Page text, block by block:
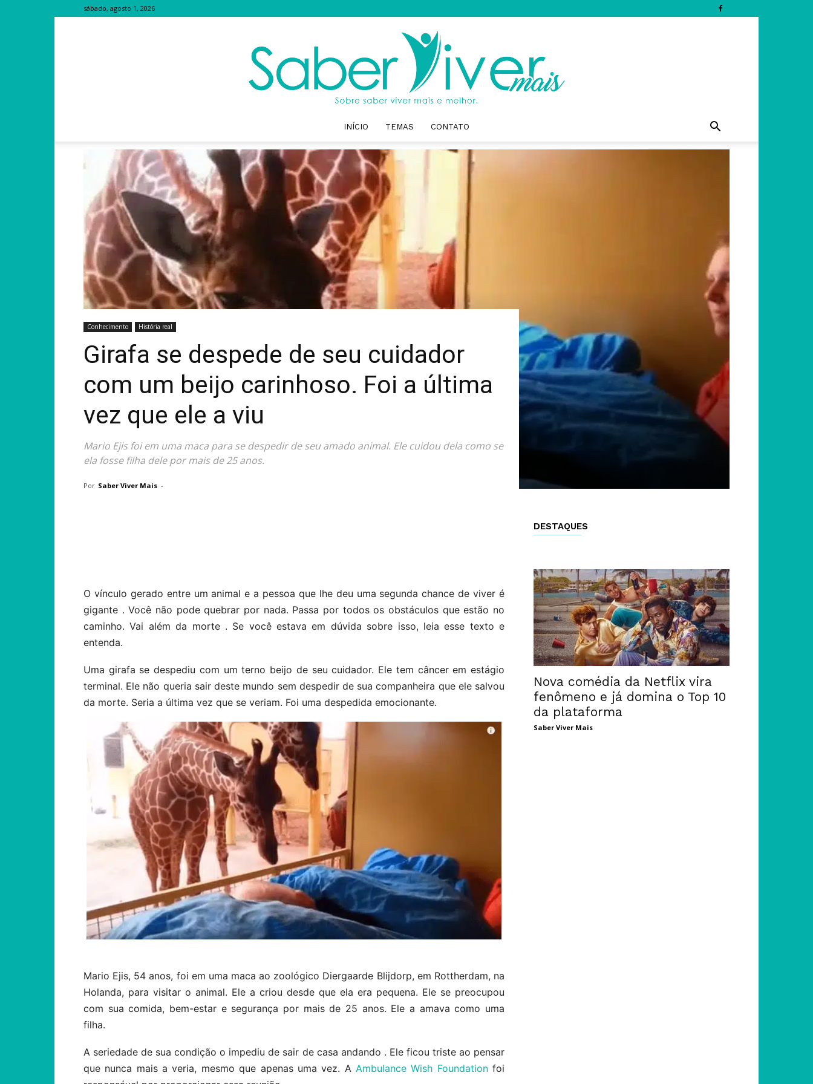
sábado, agosto 1, 2026
Saber
Mais
INÍCIO TEMAS CONTATO
Conhecimento História real
Girafa se despede de seu cuidador
com um beijo carinhoso. Foi a última
vez que ele a viu
Mario Ejis foi em uma maca para se despedir de seu amado animal. Ele cuidou dela como se
ela fosse filha dele por mais de 25 anos.
Por Saber Viver Mais -
O vínculo gerado entre um animal e a pessoa que lhe deu uma segunda chance de viver é
gigante . Você não pode quebrar por nada. Passa por todos os obstáculos que estão no
caminho. Vai além da morte . Se você estava em dúvida sobre isso, leia esse texto e
entenda.
Uma girafa se despediu com um terno beijo de seu cuidador. Ele tem câncer em estágio
terminal. Ele não queria sair deste mundo sem despedir de sua companheira que ele salvou
da morte. Seria a última vez que se veriam. Foi uma despedida emocionante.
Mario Ejis, 54 anos, foi em uma maca ao zoológico Diergaarde Blijdorp, em Rottherdam, na
Holanda, para visitar o animal. Ele a criou desde que ela era pequena. Ele se preocupou
com sua comida, bem-estar e segurança por mais de 25 anos. Ele a amava como uma
filha.
A seriedade de sua condição o impediu de sair de casa andando . Ele ficou triste ao pensar
que nunca mais a veria, mesmo que apenas uma vez. A Ambulance Wish Foundationfoi
DESTAQUES
Nova comédia da Netflix vira
fenômeno e já domina o Top 10
da plataforma
Saber Viver Mais